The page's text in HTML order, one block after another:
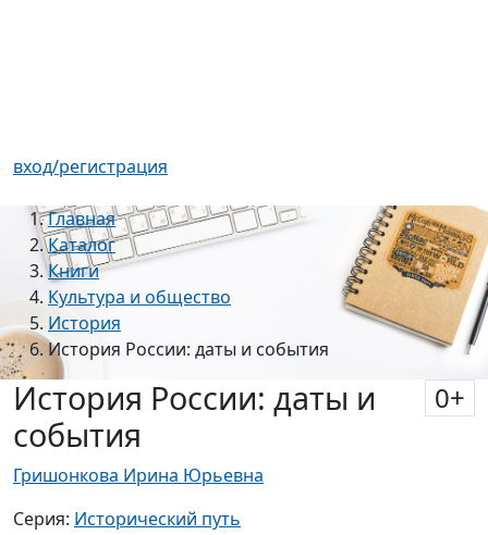
вход/регистрация
Главная
Каталог
Книги
Культура и общество
История
История России: даты и события
История России: даты и
события
0+
Гришонкова Ирина Юрьевна
Серия: Исторический путь